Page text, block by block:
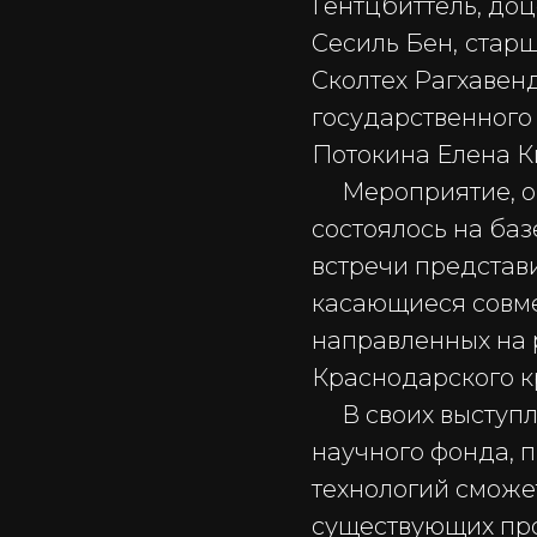
Гентцбиттель,
Сесиль Бен,
Сколтех
Потокина Елена
Мероприятие,
состоялось на
встречи
касающиеся
направленных на
Краснодарского
В своих
научного фонда,
технологий
существующих